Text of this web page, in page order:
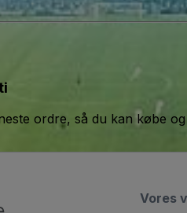
ordre, så du kan købe
Vores